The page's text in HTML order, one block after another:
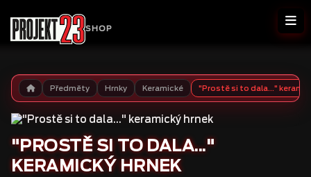
SHOP
Předměty Hrnky Keramické "Prostě si to dala..."
"PROSTĚ SI TO DALA..."
KERAMICKÝ HRNEK